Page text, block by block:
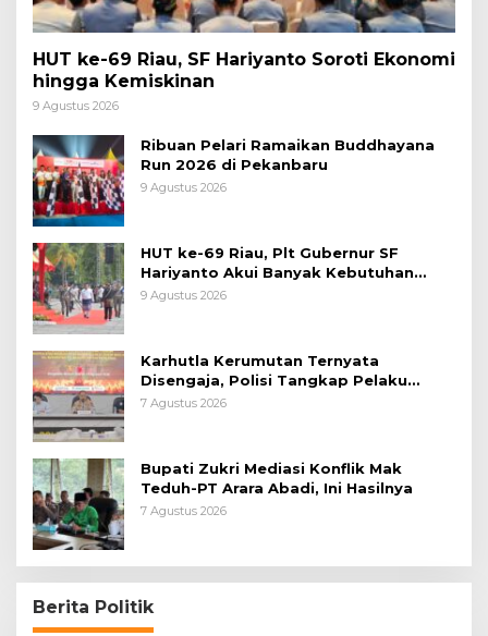
HUT ke-69 Riau, SF Hariyanto Soroti Ekonomi
hingga Kemiskinan
9 Agustus 2026
Ribuan Pelari Ramaikan Buddhayana
Run 2026 di Pekanbaru
9 Agustus 2026
HUT ke-69 Riau, Plt Gubernur SF
Hariyanto Akui Banyak Kebutuhan
Warga Belum Terpenuhi
9 Agustus 2026
Karhutla Kerumutan Ternyata
Disengaja, Polisi Tangkap Pelaku
Pembakar Lahan
7 Agustus 2026
Bupati Zukri Mediasi Konflik Mak
Teduh-PT Arara Abadi, Ini Hasilnya
7 Agustus 2026
Berita Politik